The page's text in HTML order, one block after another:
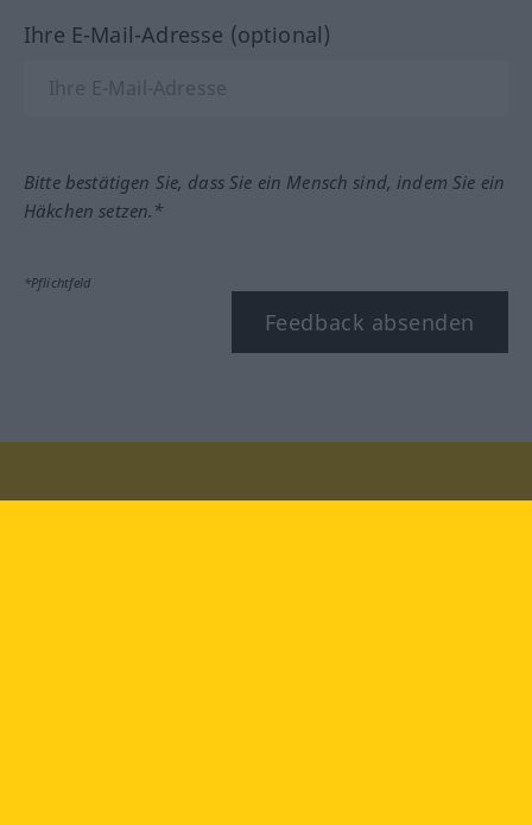
Ihre E-Mail-Adresse (optional)
Bitte bestätigen Sie, dass Sie ein Mensch sind, indem Sie ein
Häkchen setzen.*
*Pflichtfeld
Feedback absenden